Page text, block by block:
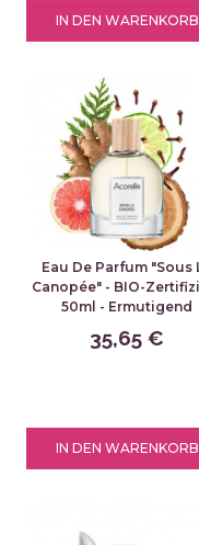
IN DEN WARENKORB
Eau De Parfum "Sous
Canopée" - BIO-
50ml - Ermutigend
35,65 €
IN DEN WARENKORB